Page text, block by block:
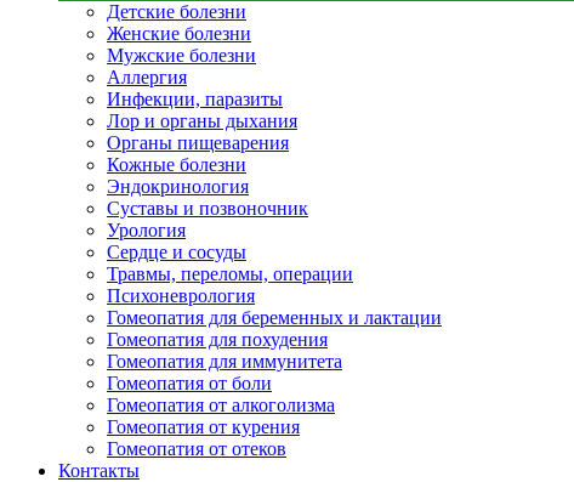
Детские болезни
Женские болезни
Мужские болезни
Аллергия
Инфекции, паразиты
Лор и органы дыхания
Органы пищеварения
Кожные болезни
Эндокринология
Суставы и позвоночник
Урология
Сердце и сосуды
Травмы, переломы, операции
Психоневрология
Гомеопатия для беременных и лактации
Гомеопатия для похудения
Гомеопатия для иммунитета
Гомеопатия от боли
Гомеопатия от алкоголизма
Гомеопатия от курения
Гомеопатия от отеков
Контакты